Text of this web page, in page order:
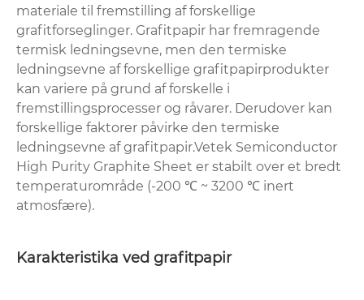
materiale til fremstilling af forskellige
grafitforseglinger. Grafitpapir har fremragende
termisk ledningsevne, men den termiske
ledningsevne af forskellige grafitpapirprodukter
kan variere på grund af forskelle i
fremstillingsprocesser og råvarer. Derudover kan
forskellige faktorer påvirke den termiske
ledningsevne af grafitpapir.Vetek Semiconductor
High Purity Graphite Sheet er stabilt over et bredt
temperaturområde (-200 ℃ ~ 3200 ℃ inert
atmosfære).
Karakteristika ved grafitpapir